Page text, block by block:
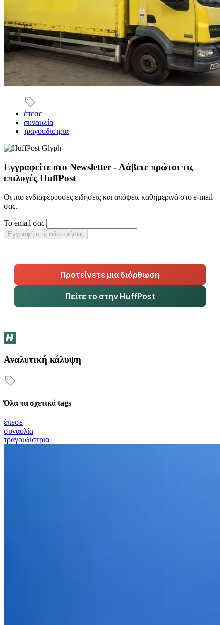
έπεσε
συναυλία
τραγουδίστρια
Εγγραφείτε στο Newsletter - Λάβετε πρώτοι τις
επιλογές HuffPost
Οι πιο ενδιαφέρουσες ειδήσεις και απόψεις καθημερινά στο e-mail
σας.
Το email σας
Εγγραφή στις ειδοποιήσεις
Προτείνετε μια διόρθωση
Πείτε το στην HuffPost
Αναλυτική κάλυψη
Όλα τα σχετικά tags
έπεσε
συναυλία
τραγουδίστρια